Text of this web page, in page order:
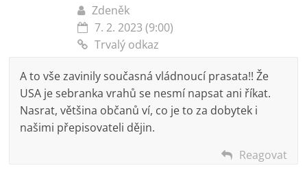
Zdeněk
7. 2. 2023 (9:00)
Trvalý odkaz
A to vše zavinily současná vládnoucí prasata!! Že
USA je sebranka vrahů se nesmí napsat ani říkat.
Nasrat, většina občanů ví, co je to za dobytek i
našimi přepisovateli dějin.
Reagovat